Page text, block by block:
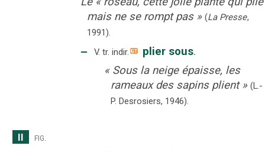
mais ne se rompt pas » (La Presse,
1991).
‒ V. tr. indir. plier sous.
« Sous la neige épaisse, les
rameaux des sapins plient » (L.-
P. Desrosiers, 1946).
II
fig.